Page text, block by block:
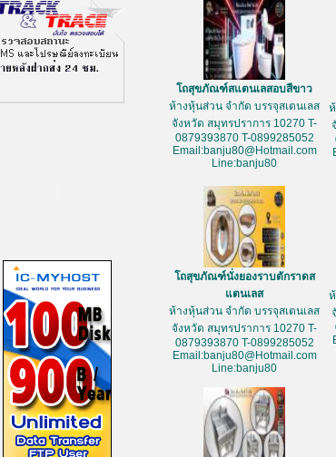
โถสุขภัณฑ์สแตนเลสอบสีขาว
ห้างหุ้นส่วน จำกัด บรรจุสเตนเลส
จังหวัด สมุทรปราการ 10270 T-
0879393870 T-0899285052
Email:banju80@Hotmail.com
Line:banju80
โถสุขภัณฑ์นั่งยองราบตักราดส
แตนเลส
ห้างหุ้นส่วน จำกัด บรรจุสเตนเลส
จังหวัด สมุทรปราการ 10270 T-
0879393870 T-0899285052
Email:banju80@Hotmail.com
Line:banju80